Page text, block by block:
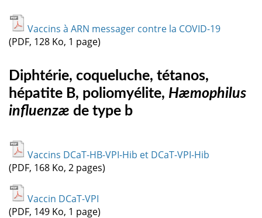
Vaccins à ARN messager contre la COVID-19
(PDF, 128 Ko, 1 page)
Diphtérie, coqueluche, tétanos,
hépatite B, poliomyélite, Hæmophilus
influenzæ de type b
Vaccins DCaT-HB-VPI-Hib et DCaT-VPI-Hib
(PDF, 168 Ko, 2 pages)
Vaccin DCaT-VPI
(PDF, 149 Ko, 1 page)